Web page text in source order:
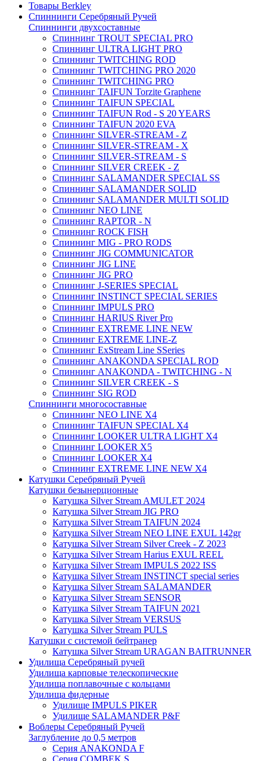
Товары Berkley
Спиннинги Серебряный Ручей
Спиннинги двухсоставные
Спиннинг TROUT SPECIAL PRO
Спиннинг ULTRA LIGHT PRO
Спиннинг TWITCHING ROD
Спиннинг TWITCHING PRO 2020
Спиннинг TWITCHING PRO
Спиннинг TAIFUN Torzite Graphene
Спиннинг TAIFUN SPECIAL
Спиннинг TAIFUN Rod - S 20 YEARS
Спиннинг TAIFUN 2020 EVA
Спиннинг SILVER-STREAM - Z
Спиннинг SILVER-STREAM - X
Спиннинг SILVER-STREAM - S
Спиннинг SILVER CREEK - Z
Спиннинг SALAMANDER SPECIAL SS
Спиннинг SALAMANDER SOLID
Спиннинг SALAMANDER MULTI SOLID
Спиннинг NEO LINE
Спиннинг RAPTOR - N
Спиннинг ROCK FISH
Спиннинг MIG - PRO RODS
Спиннинг JIG COMMUNICATOR
Спиннинг JIG LINE
Спиннинг JIG PRO
Спиннинг J-SERIES SPECIAL
Спиннинг INSTINCT SPECIAL SERIES
Спиннинг IMPULS PRO
Спиннинг HARIUS River Pro
Спиннинг EXTREME LINE NEW
Спиннинг EXTREME LINE-Z
Спиннинг ExStream Line SSeries
Спиннинг ANAKONDA SPECIAL ROD
Спиннинг ANAKONDA - TWITCHING - N
Спиннинг SILVER CREEK - S
Спиннинг SIG ROD
Спиннинги многосоставные
Спиннинг NEO LINE X4
Спиннинг TAIFUN SPECIAL X4
Спиннинг LOOKER ULTRA LIGHT X4
Спиннинг LOOKER X5
Спиннинг LOOKER X4
Спиннинг EXTREME LINE NEW X4
Катушки Серебряный Ручей
Катушки безынерционные
Катушка Silver Stream AMULET 2024
Катушка Silver Stream JIG PRO
Катушка Silver Stream TAIFUN 2024
Катушка Silver Stream NEO LINE EXUL 142gr
Катушка Silver Stream Silver Creek - Z 2023
Катушка Silver Stream Harius EXUL REEL
Катушка Silver Stream IMPULS 2022 ISS
Катушка Silver Stream INSTINCT special series
Катушка Silver Stream SALAMANDER
Катушка Silver Stream SENSOR
Катушка Silver Stream TAIFUN 2021
Катушка Silver Stream VERSUS
Катушка Silver Stream PULS
Катушки с системой бейтранер
Катушка Silver Stream URAGAN BAITRUNNER
Удилища Серебряный ручей
Удилища карповые телескопические
Удилища поплавочные с кольцами
Удилища фидерные
Удилище IMPULS PIKER
Удилище SALAMANDER P&F
Воблеры Серебряный Ручей
Заглубление до 0,5 метров
Серия ANAKONDA F
Серия COMBEK S